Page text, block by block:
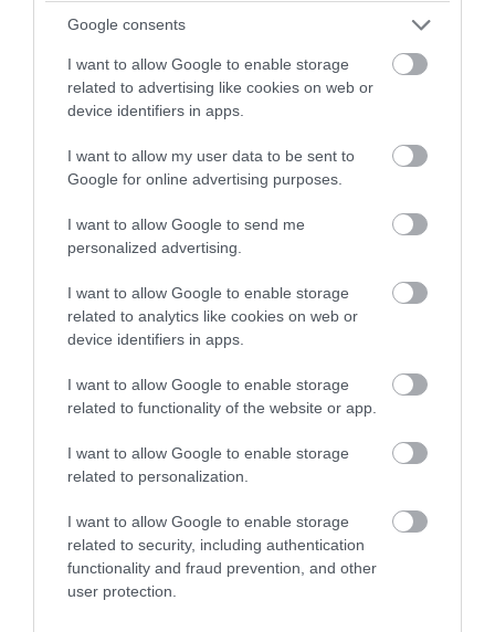
Google consents
I want to allow Google to enable storage
related to advertising like cookies on web or
device identifiers in apps.
I want to allow my user data to be sent to
Google for online advertising purposes.
I want to allow Google to send me
personalized advertising.
I want to allow Google to enable storage
related to analytics like cookies on web or
device identifiers in apps.
I want to allow Google to enable storage
related to functionality of the website or app.
I want to allow Google to enable storage
related to personalization.
I want to allow Google to enable storage
related to security, including authentication
functionality and fraud prevention, and other
user protection.
Szuperek, ugye?